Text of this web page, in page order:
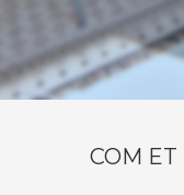
COM ET